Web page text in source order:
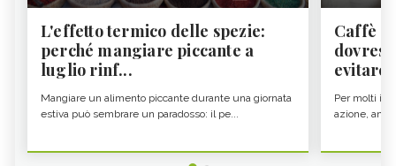
L'effetto termico delle spezie:
perché mangiare piccante a
luglio rinf...
Mangiare un alimento piccante durante una giornata
estiva può sembrare un paradosso: il pe...
Caffè
evitare
Per molti il
azione,